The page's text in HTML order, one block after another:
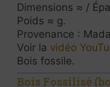
Dimensions ≈ /
Poids ≈ g.
Provenance :
Voir la vidéo
Bois fossile.
Bois Fossilisé